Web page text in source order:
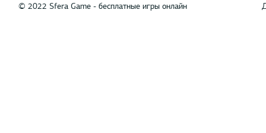
© 2022 Sfera Game - бесплатные игры онлайн